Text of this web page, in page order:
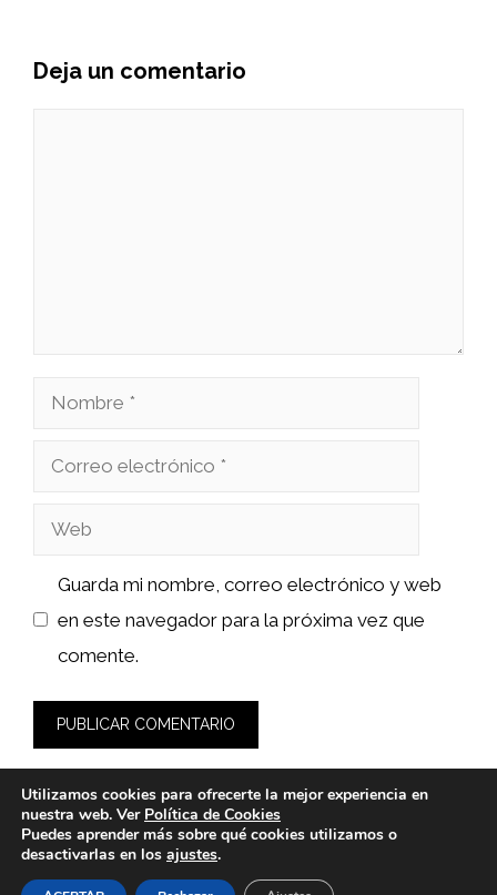
Deja un comentario
Nombre
Correo
Web
Guarda mi nombre, correo electrónico y web
en este navegador para la próxima vez que
comente.
© 2026 bioloco.es -Política de Privacidad y Aviso Legal
Utilizamos cookies para ofrecerte la mejor experiencia en
nuestra web. Ver Política de Cookies
Puedes aprender más sobre qué cookies utilizamos o
desactivarlas en los ajustes.